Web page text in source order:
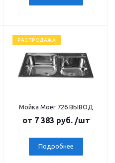
РАСПРОДАЖА
Мойка Moer 726 ВЫВОД
от 7 383 руб. /шт
Подробнее